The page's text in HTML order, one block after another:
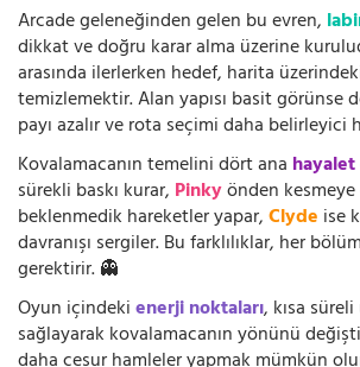
Arcade geleneğinden gelen bu evren,
dikkat ve doğru karar alma üzerine
arasında ilerlerken hedef, harita
temizlemektir. Alan yapısı basit görünse
payı azalır ve rota seçimi daha
Kovalamacanın temelini dört ana hayalet
sürekli baskı kurar, Pinkyönden kesmeye
beklenmedik hareketler yapar,Clyde ise
davranışı sergiler. Bu farklılıklar, her
gerektirir. 👻
Oyun içindekienerji noktaları, kısa
sağlayarak kovalamacanın yönünü